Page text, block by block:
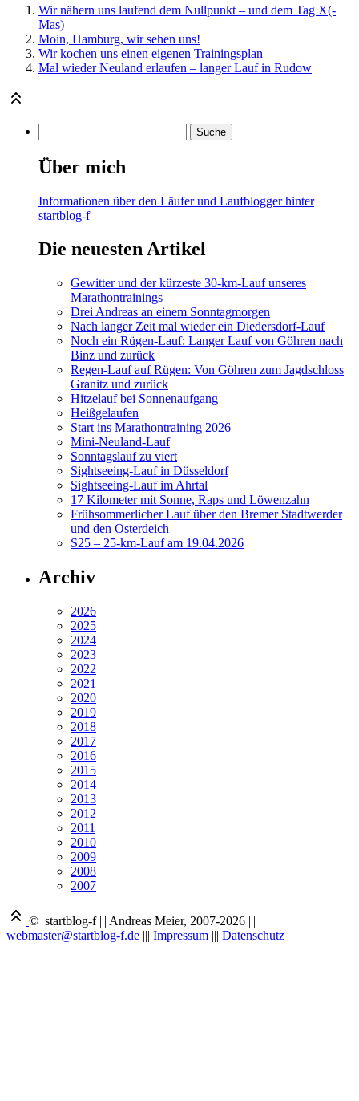
Wir nähern uns laufend dem Nullpunkt – und dem Tag X(-
Mas)
Moin, Hamburg, wir sehen uns!
Wir kochen uns einen eigenen Trainingsplan
Mal wieder Neuland erlaufen – langer Lauf in Rudow
Über mich
Informationen über den Läufer und Laufblogger hinter
startblog-f
Die neuesten Artikel
Gewitter und der kürzeste 30-km-Lauf unseres
Marathontrainings
Drei Andreas an einem Sonntagmorgen
Nach langer Zeit mal wieder ein Diedersdorf-Lauf
Noch ein Rügen-Lauf: Langer Lauf von Göhren nach
Binz und zurück
Regen-Lauf auf Rügen: Von Göhren zum Jagdschloss
Granitz und zurück
Hitzelauf bei Sonnenaufgang
Heißgelaufen
Start ins Marathontraining 2026
Mini-Neuland-Lauf
Sonntagslauf zu viert
Sightseeing-Lauf in Düsseldorf
Sightseeing-Lauf im Ahrtal
17 Kilometer mit Sonne, Raps und Löwenzahn
Frühsommerlicher Lauf über den Bremer Stadtwerder
und den Osterdeich
S25 – 25-km-Lauf am 19.04.2026
Archiv
2026
2025
2024
2023
2022
2021
2020
2019
2018
2017
2016
2015
2014
2013
2012
2011
2010
2009
2008
2007
© startblog-f ||| Andreas Meier, 2007-2026 |||
webmaster@startblog-f.de ||| Impressum ||| Datenschutz